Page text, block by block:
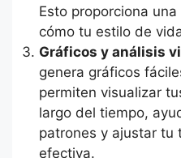
Esto proporciona
cómo tu estilo de
Gráficos y análisis
genera gráficos
permiten visualizar
largo del tiempo,
patrones y ajustar tu
efectiva.